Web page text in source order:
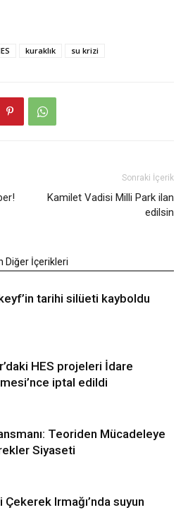
kuraklık su krizi
Sonraki İçerik
Kamilet Vadisi Milli Park ilan
edilsin
Diğer İçerikleri
tarihi silüeti kayboldu
HES projeleri İdare
iptal edildi
Teoriden Mücadeleye
Siyaseti
Çekerek Irmağı’nda suyun